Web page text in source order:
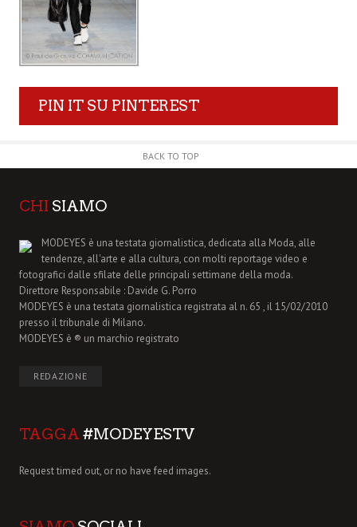
PIN IT SU PINTEREST
BACK TO TOP
CHI SIAMO
MODEYES è una testata giornalistica, dedicata alla Moda, alle
tendenze, all'arte e alla cultura, con molti reportage video e
fotografici dalle sfilate delle principali settimane della moda.
Direttore Responsabile : Davide G. Porro
MODEYES è una testata giornalistica registrata al n. 65 , il 15/02/2010
presso il tribunale di Milano.
MODEYES è ® un marchio registrato
REDAZIONE
TAGGA #MODEYESTV
Request timed out, or no have feed images.